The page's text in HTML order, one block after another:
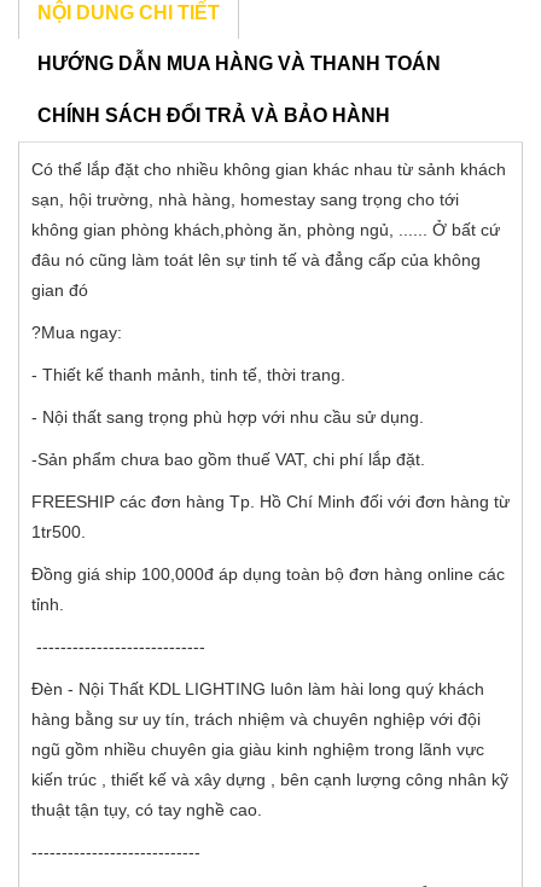
NỘI DUNG CHI TIẾT
HƯỚNG DẪN MUA HÀNG VÀ THANH TOÁN
CHÍNH SÁCH ĐỔI TRẢ VÀ BẢO HÀNH
Có thể lắp đặt cho nhiều không gian khác nhau từ sảnh khách
sạn, hội trường, nhà hàng, homestay sang trọng cho tới
không gian phòng khách,phòng ăn, phòng ngủ, ...... Ở bất cứ
đâu nó cũng làm toát lên sự tinh tế và đẳng cấp của không
gian đó
?Mua ngay:
- Thiết kế thanh mảnh, tinh tế, thời trang.
- Nội thất sang trọng phù hợp với nhu cầu sử dụng.
-Sản phẩm chưa bao gồm thuế VAT, chi phí lắp đặt.
FREESHIP các đơn hàng Tp. Hồ Chí Minh đối với đơn hàng từ
1tr500.
Đồng giá ship 100,000đ áp dụng toàn bộ đơn hàng online các
tỉnh.
----------------------------
Đèn - Nội Thất KDL LIGHTING luôn làm hài long quý khách
hàng bằng sư uy tín, trách nhiệm và chuyên nghiệp với đội
ngũ gồm nhiều chuyên gia giàu kinh nghiệm trong lãnh vực
kiến trúc , thiết kế và xây dựng , bên cạnh lượng công nhân kỹ
thuật tận tụy, có tay nghề cao.
----------------------------